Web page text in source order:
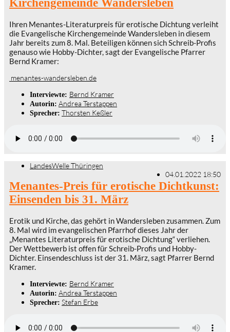
Kirchengemeinde Wandersleben
Ihren Menantes-Literaturpreis für erotische Dichtung verleiht
die Evangelische Kirchengemeinde Wandersleben in diesem
Jahr bereits zum 8. Mal. Beteiligen können sich Schreib-Profis
genauso wie Hobby-Dichter, sagt der Evangelische Pfarrer
Bernd Kramer:
menantes-wandersleben.de
Interviewte: Bernd Kramer
Autorin: Andrea Terstappen
Sprecher: Thorsten Keßler
LandesWelle Thüringen
04.01.2022 18:50
Menantes-Preis für erotische Dichtkunst:
Einsenden bis 31. März
Erotik und Kirche, das gehört in Wandersleben zusammen. Zum
8. Mal wird im evangelischen Pfarrhof dieses Jahr der
„Menantes Literaturpreis für erotische Dichtung“ verliehen.
Der Wettbewerb ist offen für Schreib-Profis und Hobby-
Dichter. Einsendeschluss ist der 31. März, sagt Pfarrer Bernd
Kramer.
Interviewte: Bernd Kramer
Autorin: Andrea Terstappen
Sprecher: Stefan Erbe